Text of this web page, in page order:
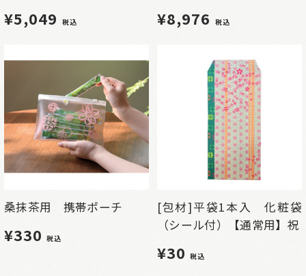
¥5,049 税込 ¥8,976 税込
桑抹茶用 携帯ポーチ
¥330税込
[包材]平袋1本入 化粧袋
（シール付）【通常用】祝
¥30税込